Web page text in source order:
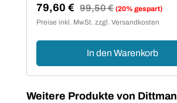
Verkaufspreis:
79,60 € Regulärer Preis:
99,50 € (20% gespart)
Preise inkl. MwSt. zzgl. Versandkosten
In den Warenkorb
Produktgalerie überspringen
Weitere Produkte von